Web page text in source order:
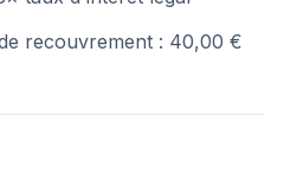
recouvrement : 40,00 €